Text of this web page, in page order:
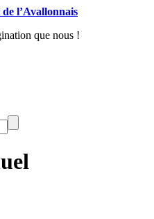
l’Avallonnais
que nous !